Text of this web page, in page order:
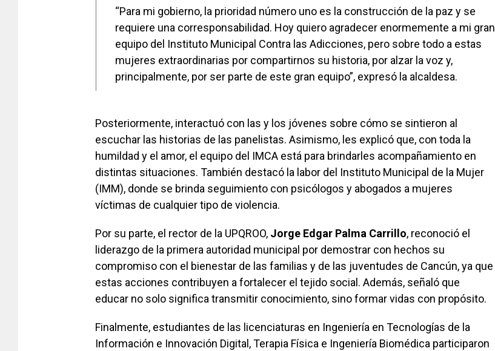
“Para mi gobierno, la prioridad número uno es la construcción de la paz y se
requiere una corresponsabilidad. Hoy quiero agradecer enormemente a mi gran
equipo del Instituto Municipal Contra las Adicciones, pero sobre todo a estas
mujeres extraordinarias por compartirnos su historia, por alzar la voz y,
principalmente, por ser parte de este gran equipo”, expresó la alcaldesa.
Posteriormente, interactuó con las y los jóvenes sobre cómo se sintieron al
escuchar las historias de las panelistas. Asimismo, les explicó que, con toda la
humildad y el amor, el equipo del IMCA está para brindarles acompañamiento en
distintas situaciones. También destacó la labor del Instituto Municipal de la Mujer
(IMM), donde se brinda seguimiento con psicólogos y abogados a mujeres
víctimas de cualquier tipo de violencia.
Por su parte, el rector de la UPQROO, Jorge Edgar Palma Carrillo, reconoció el
liderazgo de la primera autoridad municipal por demostrar con hechos su
compromiso con el bienestar de las familias y de las juventudes de Cancún, ya que
estas acciones contribuyen a fortalecer el tejido social. Además, señaló que
educar no solo significa transmitir conocimiento, sino formar vidas con propósito.
Finalmente, estudiantes de las licenciaturas en Ingeniería en Tecnologías de la
Información e Innovación Digital, Terapia Física e Ingeniería Biomédica participaron